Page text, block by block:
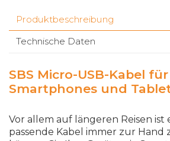
Produktbeschreibung
Technische Daten
SBS Micro-USB-Kabel für
Smartphones und
Vor allem auf längeren Reisen ist
passende Kabel immer zur Hand